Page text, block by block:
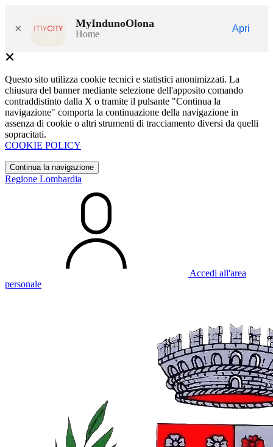
× MyIndunoOlona
Home
Apri
Questo sito utilizza cookie tecnici e statistici anonimizzati. La
chiusura del banner mediante selezione dell'apposito comando
contraddistinto dalla X o tramite il pulsante "Continua la
navigazione" comporta la continuazione della navigazione in
assenza di cookie o altri strumenti di tracciamento diversi da quelli
sopracitati.
COOKIE POLICY
Continua la navigazione
Regione Lombardia
Accedi all'area
personale